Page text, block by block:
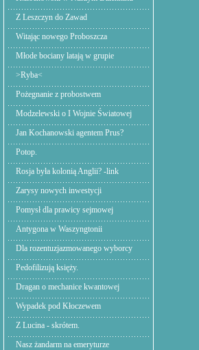
Z Leszczyn do Zawad
Witając nowego Proboszcza
Młode bociany latają w grupie
>Ryba<
Pożegnanie z probostwem
Modzelewski o I Wojnie Światowej
Jan Kochanowski agentem Prus?
Potop.
Rosja była kolonią Anglii? -link
Zarysy nowych inwestycji
Pomysł dla prawicy sejmowej
Antygona w Waszyngtonii
Dla rozentuzjazmowanego wyborcy
Pedofilizują księży.
Dragan o mechanice kwantowej
Wypadek pod Kłoczewem
Z Lucina - skrótem.
Nasz żandarm na emeryturze